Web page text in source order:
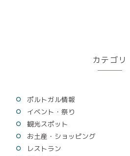
カテゴリ
ポルトガル情報
イベント・祭り
観光スポット
お土産・ショッピング
レストラン